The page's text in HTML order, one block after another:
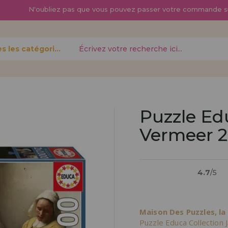
N'oubliez pas que vous pouvez passer votre commande
Je veux
distribution.
Toutes les catégories
Puzzle
Vermeer
4.7/5
Maison Des Puzzles,
Puzzle Educa